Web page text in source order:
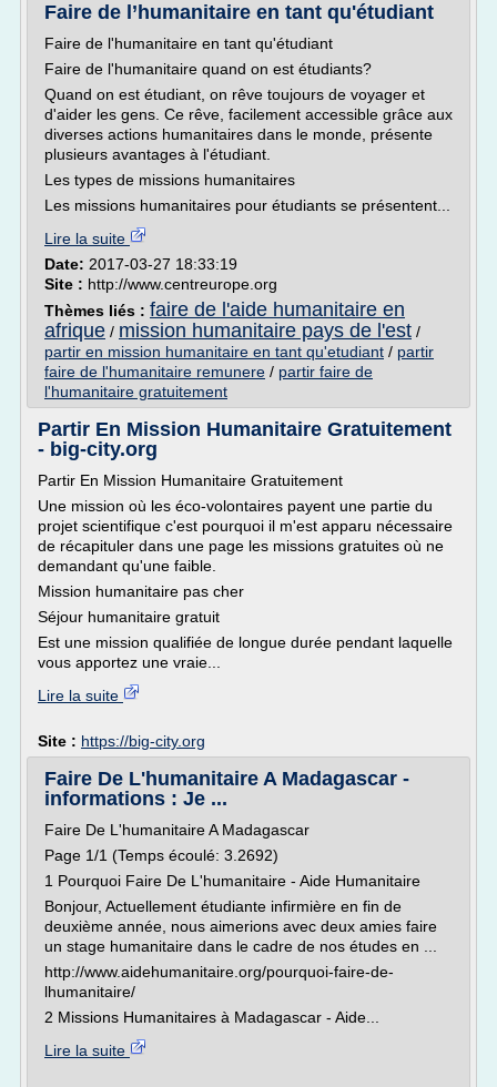
Faire de l’humanitaire en tant qu'étudiant
Faire de l'humanitaire en tant qu'étudiant
Faire de l'humanitaire quand on est étudiants?
Quand on est étudiant, on rêve toujours de voyager et
d'aider les gens. Ce rêve, facilement accessible grâce aux
diverses actions humanitaires dans le monde, présente
plusieurs avantages à l'étudiant.
Les types de missions humanitaires
Les missions humanitaires pour étudiants se présentent...
Lire la suite
Date: 2017-03-27 18:33:19
Site : http://www.centreurope.org
Thèmes liés : faire de l'aide humanitaire en
afrique / mission humanitaire pays de l'est /
partir en mission humanitaire en tant qu'etudiant / partir
faire de l'humanitaire remunere / partir faire de
l'humanitaire gratuitement
Partir En Mission Humanitaire Gratuitement
- big-city.org
Partir En Mission Humanitaire Gratuitement
Une mission où les éco-volontaires payent une partie du
projet scientifique c'est pourquoi il m'est apparu nécessaire
de récapituler dans une page les missions gratuites où ne
demandant qu'une faible.
Mission humanitaire pas cher
Séjour humanitaire gratuit
Est une mission qualifiée de longue durée pendant laquelle
vous apportez une vraie...
Lire la suite
Site : https://big-city.org
Faire De L'humanitaire A Madagascar -
informations : Je ...
Faire De L'humanitaire A Madagascar
Page 1/1 (Temps écoulé: 3.2692)
1 Pourquoi Faire De L'humanitaire - Aide Humanitaire
Bonjour, Actuellement étudiante infirmière en fin de
deuxième année, nous aimerions avec deux amies faire
un stage humanitaire dans le cadre de nos études en ...
http://www.aidehumanitaire.org/pourquoi-faire-de-
lhumanitaire/
2 Missions Humanitaires à Madagascar - Aide...
Lire la suite